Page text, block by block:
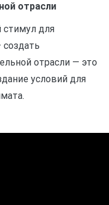
отрасли
для
отрасли — это
условий для